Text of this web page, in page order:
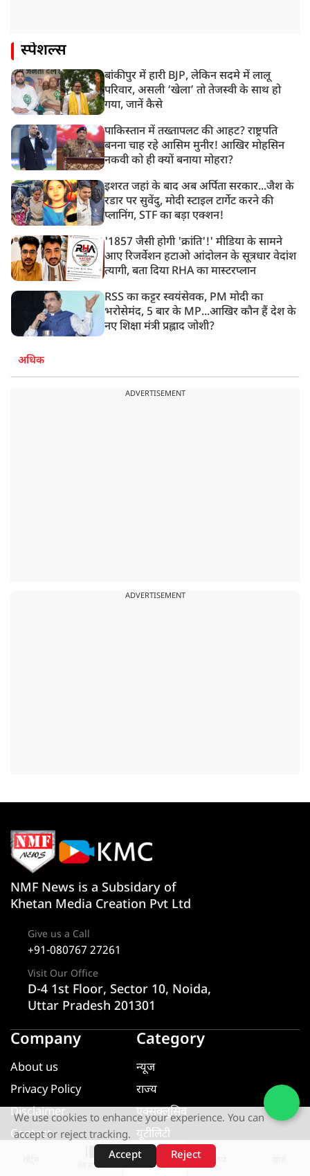
स्पेशल्स
बांकीपुर में हारी BJP, लेकिन सदमे में लालू
परिवार, असली ‘खेला’ तो तेजस्वी के साथ हो
गया, जानें कैसे
पाकिस्तान में तख्तापलट की आहट? राष्ट्रपति
बनना चाह रहे आसिम मुनीर! आखिर मोहसिन
नकवी को ही क्यों बनाया मोहरा?
इशरत जहां के बाद अब अर्पिता सरकार...जैश के
रडार पर सुवेंदु, मोदी स्टाइल टार्गेट करने की
प्लानिंग, STF का बड़ा एक्शन!
'1857 जैसी होगी 'क्रांति'!' मीडिया के सामने
आए रिजर्वेशन हटाओ आंदोलन के सूत्रधार वेदांश
त्यागी, बता दिया RHA का मास्टरप्लान
RSS का कट्टर स्वयंसेवक, PM मोदी का
भरोसेमंद, 5 बार के MP...आखिर कौन हैं देश के
नए शिक्षा मंत्री प्रह्लाद जोशी?
अधिक
ADVERTISEMENT
ADVERTISEMENT
वेब स्टोरीज़
NMF News is a Subsidary of
Khetan Media Creation Pvt Ltd
Give us a Call
+91-080767 27261
Visit Our Office
D-4 1st Floor, Sector 10, Noida,
Uttar Pradesh 201301
Company
About us
Privacy Policy
Disclaimer
Contact
Category
न्यूज
राज्य
एक्सक्लूसिव
यूटीलिटी
खेल
We use cookies to enhance your experience. You can
accept or reject tracking.
Accept
Reject